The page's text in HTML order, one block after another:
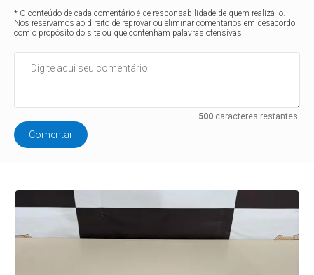
* O conteúdo de cada comentário é de responsabilidade de quem realizá-lo.
Nos reservamos ao direito de reprovar ou eliminar comentários em desacordo
com o propósito do site ou que contenham palavras ofensivas.
500caracteres restantes.
Comentar